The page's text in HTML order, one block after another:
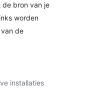
de bron van je
worden
de
installaties